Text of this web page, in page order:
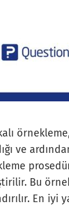
ve
Bu
En iyi